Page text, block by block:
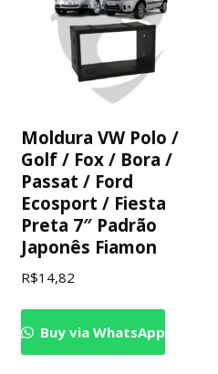
Moldura VW Polo /
Golf / Fox / Bora /
Passat / Ford
Ecosport / Fiesta
Preta 7″ Padrão
Japonês Fiamon
R$14,82
Buy via WhatsApp